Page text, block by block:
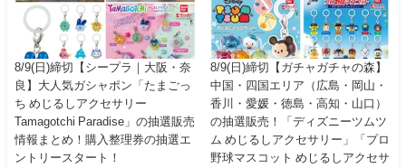
8/9(日)締切【シープラ｜大阪・奈
良】大人気ガシャポン「たまごっ
ち めじるしアクセサリー
Tamagotchi Paradise」の抽選販売
情報まとめ！購入整理券の抽選エ
ントリースタート！
8/9(日)締切【ガチャガチャの森】
中国・四国エリア（広島・岡山・
香川・愛媛・徳島・高知・山口）
の抽選販売！「ディズニーツムツ
ム めじるしアクセサリー」「プロ
野球マスコット めじるしアクセサ